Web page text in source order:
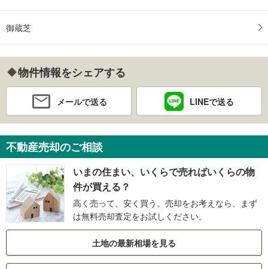
御蔵芝
物件情報をシェアする
メールで送る LINEで送る
不動産売却のご相談
いまの住まい、いくらで売ればいくらの物
件が買える？
高く売って、安く買う。売却をお考えなら、まず
は無料売却査定をお試しください。
土地の最新相場を見る